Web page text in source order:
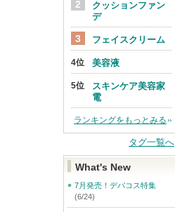
クッションファン
デ
フェイスクリーム
美容液
スキンケア美容家
電
ランキングをもっとみる
タグ一覧へ
What's New
7月発売！デパコス特集
(6/24)